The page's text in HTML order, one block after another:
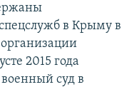
в Крыму в
2015 года
суд в